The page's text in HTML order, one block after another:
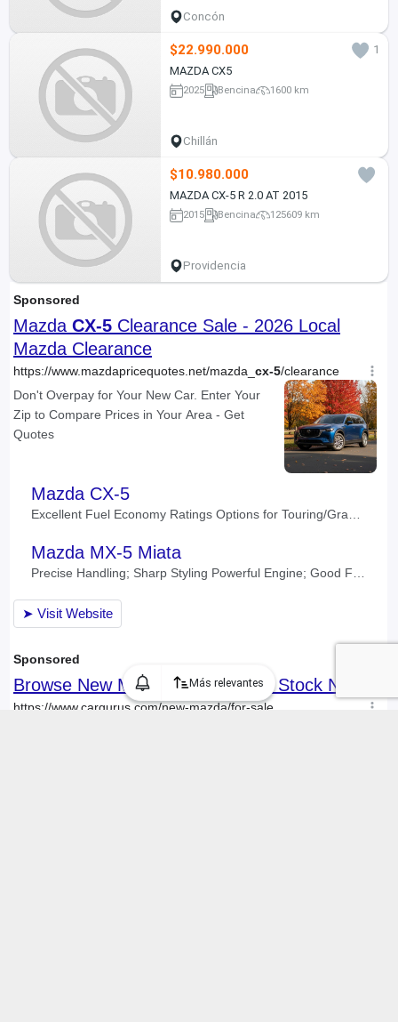
Más relevantes
Concón
$22.990.000
1
MAZDA CX5
2025 Bencina 1600 km
Chillán
$10.980.000
MAZDA CX-5 R 2.0 AT 2015
2015 Bencina 125609 km
Providencia